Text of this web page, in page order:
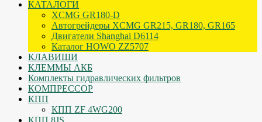
КАТАЛОГИ
XCMG GR180-D
Автогрейдеры XCMG GR215, GR180, GR165
Двигатели Shanghai D6114
Каталог HOWO ZZ5707
КЛАВИШИ
КЛЕММЫ АКБ
Комплекты гидравлических фильтров
КОМПРЕССОР
КПП
КПП ZF 4WG200
КПП 8JS